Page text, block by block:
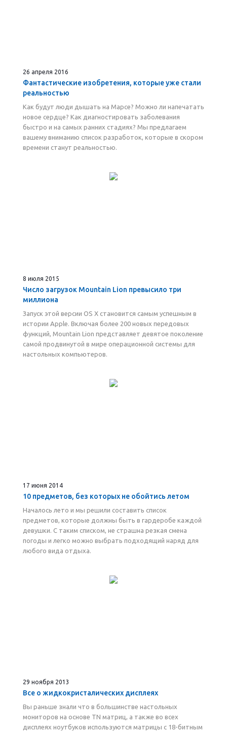
26 апреля 2016
Фантастические изобретения, которые уже стали
реальностью
Как будут люди дышать на Марсе? Можно ли напечатать
новое сердце? Как диагностировать заболевания
быстро и на самых ранних стадиях? Мы предлагаем
вашему вниманию список разработок, которые в скором
времени станут реальностью.
8 июля 2015
Число загрузок Mountain Lion превысило три
миллиона
Запуск этой версии OS X становится самым успешным в
истории Apple. Включая более 200 новых передовых
функций, Mountain Lion представляет девятое поколение
самой продвинутой в мире операционной системы для
настольных компьютеров.
17 июня 2014
10 предметов, без которых не обойтись летом
Началось лето и мы решили составить список
предметов, которые должны быть в гардеробе каждой
девушки. С таким списком, не страшна резкая смена
погоды и легко можно выбрать подходящий наряд для
любого вида отдыха.
29 ноября 2013
Все о жидкокристалических дисплеях
Вы раньше знали что в большинстве настольных
мониторов на основе TN матриц, а также во всех
дисплеях ноутбуков используются матрицы с 18-битным